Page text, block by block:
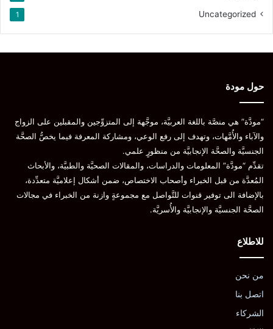
Uncategorized
1
حول مودة
“مودَّة” هي منصَّة باللغة العربيَّة، موجَّهة إلى المتزوِّجين والمقبلين على الزواج
والآباء والأُمَّهات، وتهدف إلى رفع الوعي، ومشاركة المعرفة فيما يخصُّ الصحَّة
الجنسيَّة والصحَّة الإنجابيَّة من منظورٍ علمي.
تقدِّم “مودَّة” المعلومات والدراسات، والمقالات الصحيَّة والطبيَّة، والأبحاث
المُعدَّة من قبل الخبراء وأصحاب الاختصاص، ضمن أشكال إعلاميَّة متعدِّدة،
بالإضافة الى توفير قنوات للتَّواصل مع مجموعةٍ وازنة من الخبراء في مجالات
الصحَّة الجنسيَّة والإنجابيَّة والأُسريَّة.
للاطلاع
من نحن
اتصل بنا
الشركاء